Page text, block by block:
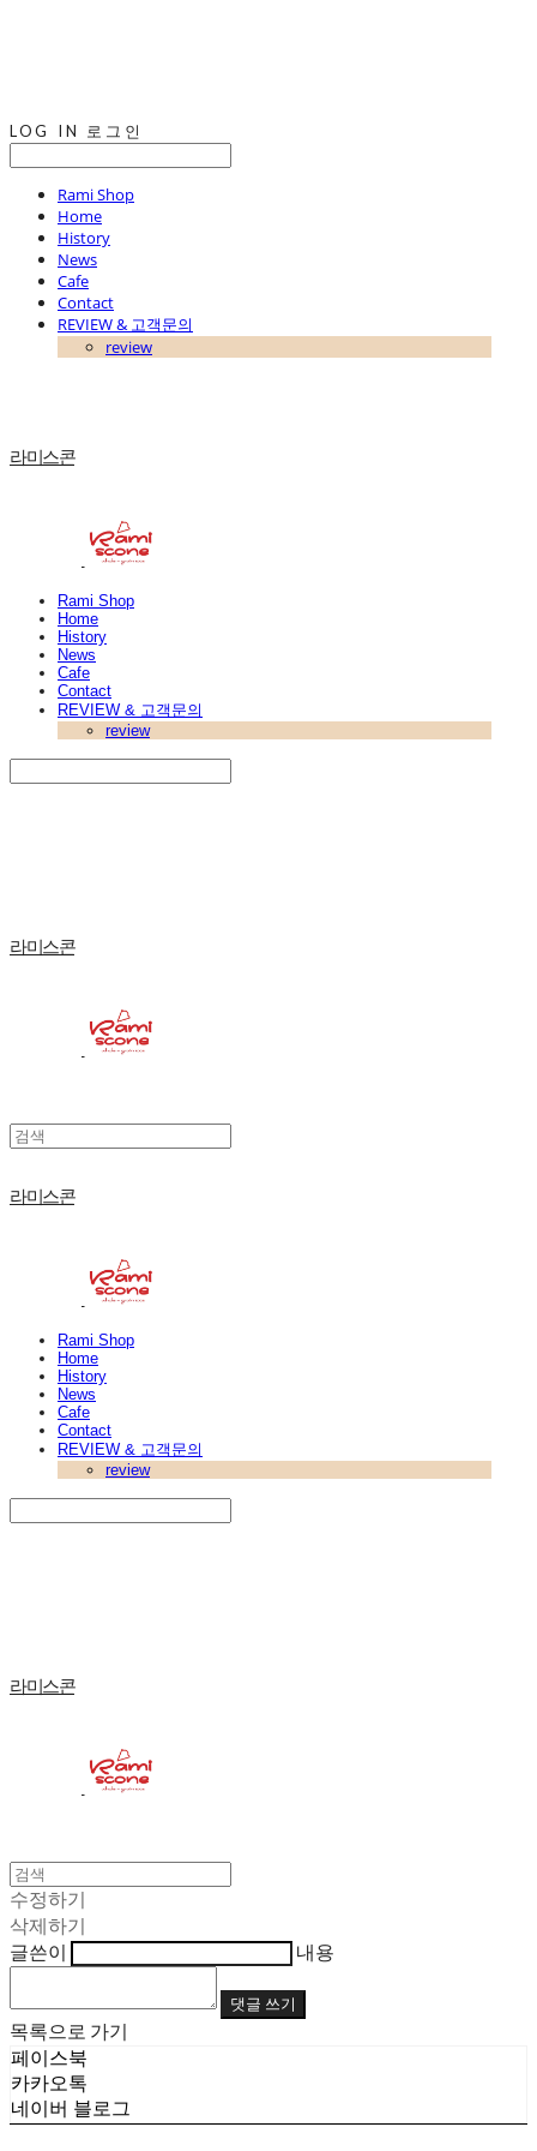
LOG IN 로그인
Rami Shop
Home
History
News
Cafe
Contact
REVIEW & 고객문의
review
라미스콘
Rami Shop
Home
History
News
Cafe
Contact
REVIEW & 고객문의
review
라미스콘
라미스콘
Rami Shop
Home
History
News
Cafe
Contact
REVIEW & 고객문의
review
라미스콘
수정하기
삭제하기
글쓴이
내용
댓글 쓰기
목록으로 가기
페이스북
카카오톡
네이버 블로그